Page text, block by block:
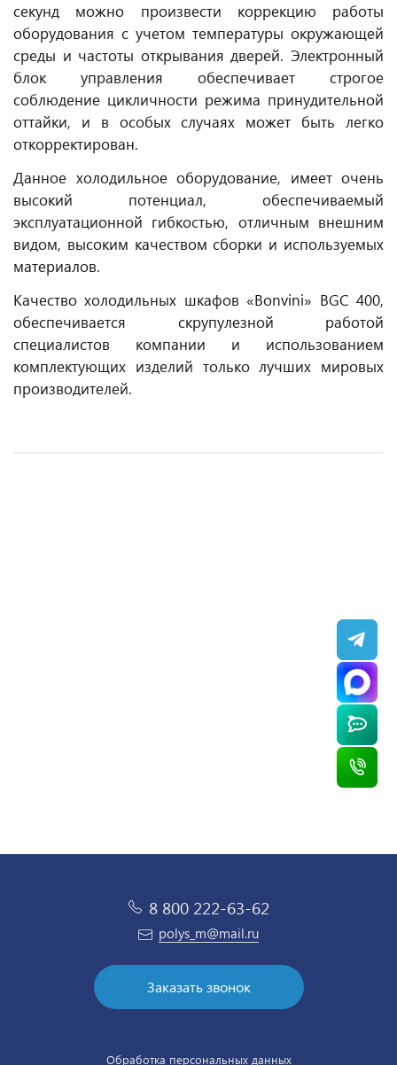
секунд можно произвести коррекцию работы
оборудования с учетом температуры окружающей
среды и частоты открывания дверей. Электронный
блок управления обеспечивает строгое
соблюдение цикличности режима принудительной
оттайки, и в особых случаях может быть легко
откорректирован.
Данное холодильное оборудование, имеет очень
высокий потенциал, обеспечиваемый
эксплуатационной гибкостью, отличным внешним
видом, высоким качеством сборки и используемых
материалов.
Качество холодильных шкафов «Bonvini» BGC 400,
обеспечивается скрупулезной работой
специалистов компании и использованием
комплектующих изделий только лучших мировых
производителей.
Шкаф морозильный Brandford Odissey Compact
8 800 222-63-62
polys_m@mail.ru
Заказать звонок
Обработка персональных данных